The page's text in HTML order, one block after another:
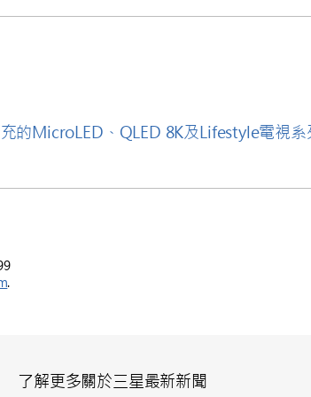
的MicroLED、QLED 8K及Lifestyle電視
.
了解更多關於三星最新新聞